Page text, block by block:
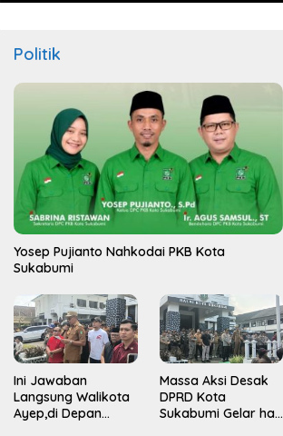
Politik
Yosep Pujianto Nahkodai PKB Kota
Sukabumi
Ini Jawaban
Langsung Walikota
Ayep,di Depan
Massa Aksi Desak
DPRD Kota
Sukabumi Gelar hak